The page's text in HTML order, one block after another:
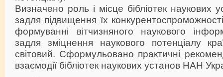
Визначено роль і місце бібліотек наукових
задля підвищення їх
формуванні вітчизняного наукового
задля зміцнення наукового потенціалу
світовий. Сформульовано практичні
взаємодії бібліотек наукових установ НАН